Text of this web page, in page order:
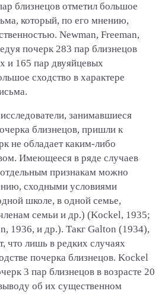
близнецов отметил большое
который, по его мнению,
Newman, Freeman,
почерк 283 пар близнецов
и 165 пар двуяйцевых
сходство в характере
занимавшиеся
близнецов, пришли к
не обладает каким-либо
Имеющееся в ряде случаев
признакам можно
сходными условиями
школе, в одной семье,
семьи и др.) (Kockel, 1935;
1936, и др.). Такг Galton (1934),
что лишь в редких случаях
почерка близнецов. Kockel
3 пар близнецов в возрасте 20
об их существенном